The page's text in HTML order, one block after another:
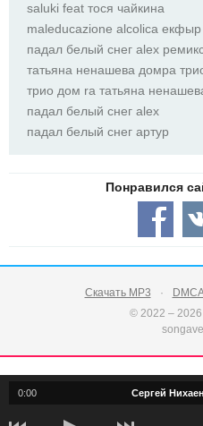
saluki feat тося чайкина
maleducazione alcolica екфыр
падал белый снег alex
татьяна ненашева домра
падал белый снег alex
падал белый снег артур
Скачать MP3
© 2022 –
0:00 Сергей